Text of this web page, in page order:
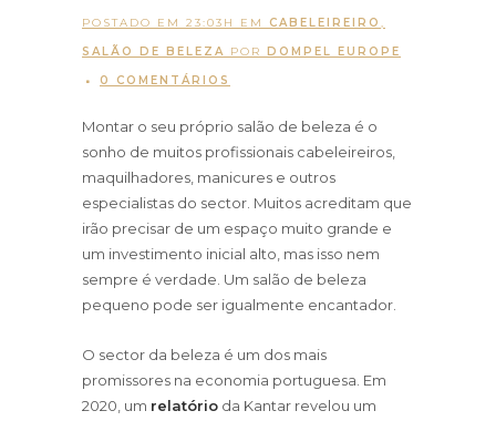
POSTADO EM 23:03H EM CABELEIREIRO ,
SALÃO DE BELEZA POR
DOMPEL EUROPE
0 COMENTÁRIOS
Montar o seu próprio salão de beleza é o
sonho de muitos profissionais cabeleireiros,
maquilhadores, manicures e outros
especialistas do sector. Muitos acreditam que
irão precisar de um espaço muito grande e
um investimento inicial alto, mas isso nem
sempre é verdade. Um salão de beleza
pequeno pode ser igualmente encantador.
O sector da beleza é um dos mais
promissores na economia portuguesa. Em
2020, um relatório da Kantar revelou um